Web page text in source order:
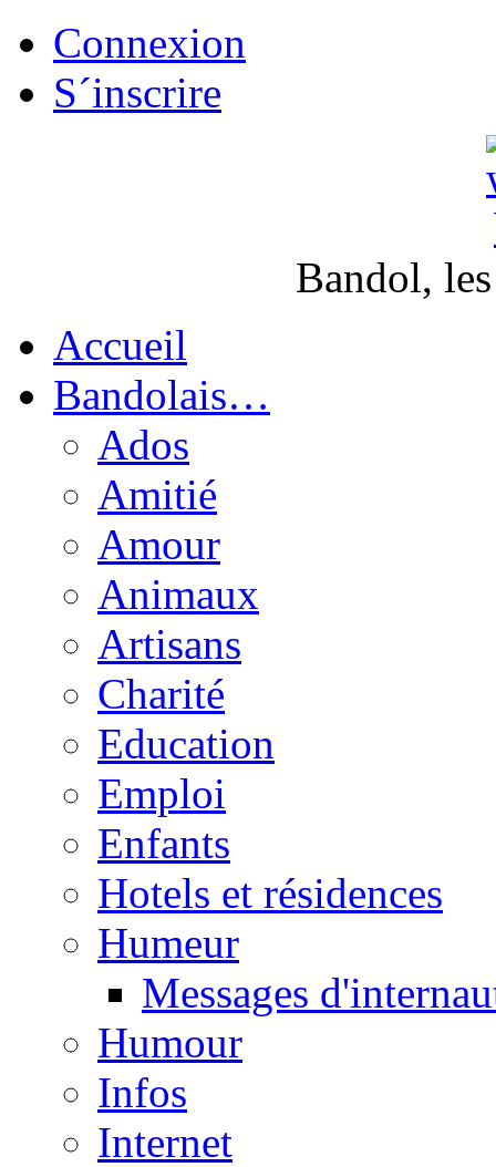
Connexion
S´inscrire
Bandol,
Accueil
Bandolais…
Ados
Amitié
Amour
Animaux
Artisans
Charité
Education
Emploi
Enfants
Hotels et résidences
Humeur
Messages
Humour
Infos
Internet